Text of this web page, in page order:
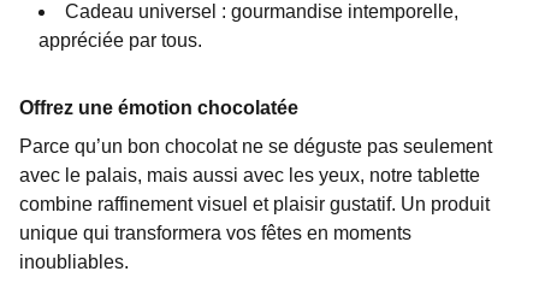
Cadeau universel : gourmandise intemporelle,
appréciée par tous.
Offrez une émotion chocolatée
Parce qu’un bon chocolat ne se déguste pas seulement
avec le palais, mais aussi avec les yeux, notre tablette
combine raffinement visuel et plaisir gustatif. Un produit
unique qui transformera vos fêtes en moments
inoubliables.